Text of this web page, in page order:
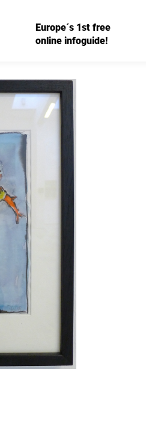
Europe´s 1st free
online infoguide!